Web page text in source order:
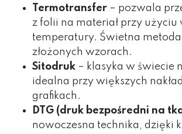
Termotransfer – pozwala
z folii na materiał przy użyciu
temperatury. Świetna
złożonych wzorach.
Sitodruk – klasyka w świecie
idealna przy większych
grafikach.
DTG (druk bezpośredni na
nowoczesna technika, dzięki